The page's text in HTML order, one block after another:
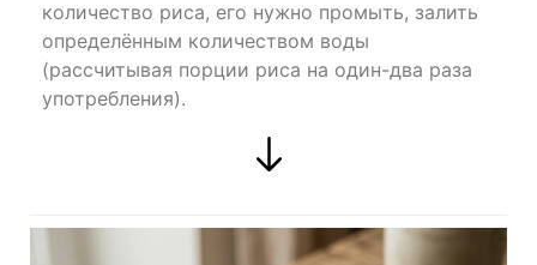
количество риса, его нужно промыть, залить
определённым количеством воды
(рассчитывая порции риса на один-два раза
употребления).